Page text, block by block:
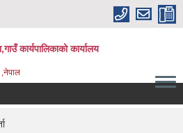
कार्यपालिकाको कार्यालय